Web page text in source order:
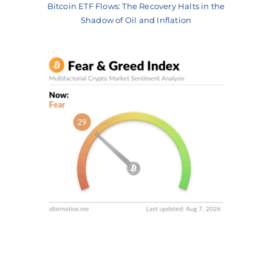
Bitcoin ETF Flows: The Recovery Halts in the
Shadow of Oil and Inflation